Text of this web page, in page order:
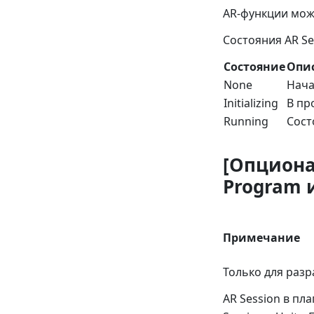
AR-функции
Состояния AR
Состояние
None
Initializing
В
Running
Program
Примечание
Только для
AR Session в